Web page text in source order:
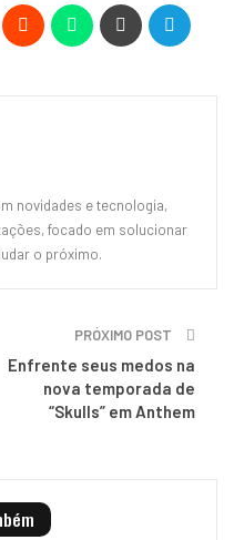
novidades e tecnologia,
focado em solucionar
o próximo.
PRÓXIMO POST
Enfrente seus medos na
nova temporada de
“Skulls” em Anthem